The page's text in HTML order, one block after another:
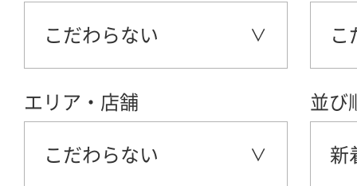
こだわらない こ
エリア・店舗
こだわらない
並び
新